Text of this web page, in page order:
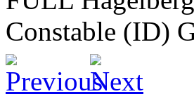
Constable (ID)